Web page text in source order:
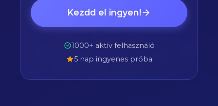
Kezdd el ingyen!
1000+ aktív felhasználó
5 nap ingyenes próba